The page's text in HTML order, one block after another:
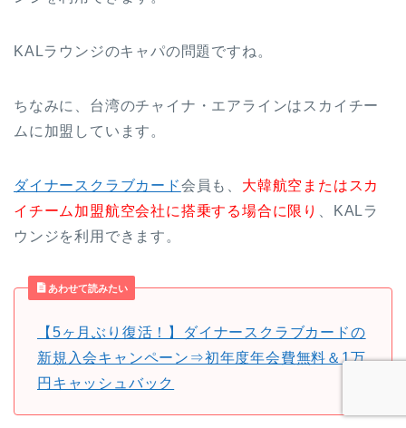
KALラウンジのキャパの問題ですね。
ちなみに、台湾のチャイナ・エアラインはスカイチー
ムに加盟しています。
ダイナースクラブカード会員も、 大韓航空またはスカ
イチーム加盟航空会社に搭乗する場合に限り
、KALラ
ウンジを利用できます。
あわせて読みたい
【5ヶ月ぶり復活！】ダイナースクラブカードの
新規入会キャンペーン⇒初年度年会費無料＆1万
円キャッシュバック